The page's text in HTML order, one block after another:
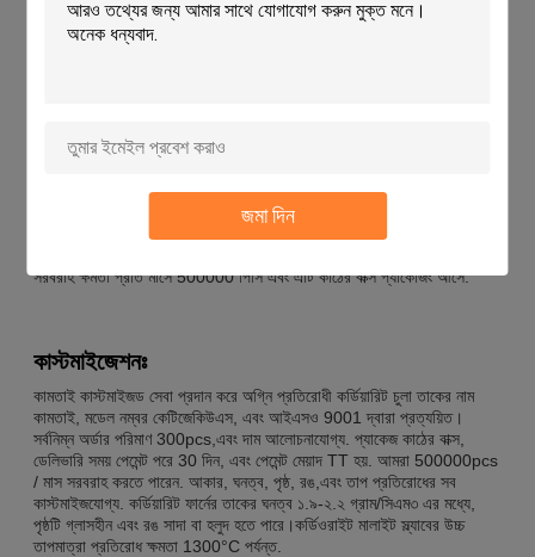
জমা দিন
অ্যাপ্লিকেশনঃ
পৃষ্ঠটি গ্লাসযুক্ত নয় এবং এটির দীর্ঘ পরিষেবা জীবন রয়েছে। কামতাই কর্ডিয়ারিট মলিট
দুর্দান্ত তাপ প্রতিরোধের সরবরাহ করে।এটি উচ্চ তাপমাত্রা পর্যন্ত প্রতিরোধ করতে
পারে 1500°C এবং টেকসই এবং হালকা. ন্যূনতম অর্ডার পরিমাণ 300 পিসি এবং
ডেলিভারি সময় পেমেন্ট পরে 30 দিন। আপনি TT পেমেন্ট শর্তাবলী সঙ্গে একটি
সরবরাহ ক্ষমতা প্রতি মাসে 500000 পিসি এবং এটি কাঠের বাক্স প্যাকেজিং আসে.
কাস্টমাইজেশনঃ
কামতাই কাস্টমাইজড সেবা প্রদান করে অগ্নি প্রতিরোধী কর্ডিয়ারিট চুলা তাকের নাম
কামতাই, মডেল নম্বর কেটিজেকিউএস, এবং আইএসও 9001 দ্বারা প্রত্যয়িত।
সর্বনিম্ন অর্ডার পরিমাণ 300pcs,এবং দাম আলোচনাযোগ্য. প্যাকেজ কাঠের বাক্স,
ডেলিভারি সময় পেমেন্ট পরে 30 দিন, এবং পেমেন্ট মেয়াদ TT হয়. আমরা 500000pcs
/ মাস সরবরাহ করতে পারেন. আকার, ঘনত্ব, পৃষ্ঠ, রঙ,এবং তাপ প্রতিরোধের সব
কাস্টমাইজযোগ্য. কর্ডিয়ারিট ফার্নের তাকের ঘনত্ব ১.৯-২.২ গ্রাম/সিএম৩ এর মধ্যে,
পৃষ্ঠটি গ্লাসহীন এবং রঙ সাদা বা হলুদ হতে পারে।কর্ডিওরাইট মালাইট স্ল্যাবের উচ্চ
তাপমাত্রা প্রতিরোধ ক্ষমতা 1300°C পর্যন্ত.